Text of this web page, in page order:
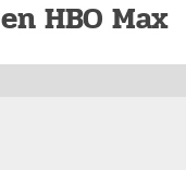
en HBO Max